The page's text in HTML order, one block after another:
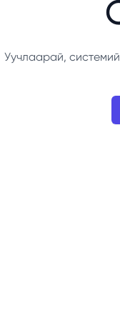
Уучлаарай,